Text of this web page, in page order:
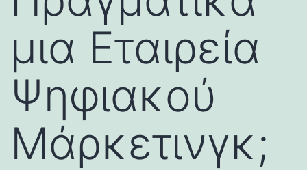
μια Εταιρεία
Ψηφιακού
Μάρκετινγκ;